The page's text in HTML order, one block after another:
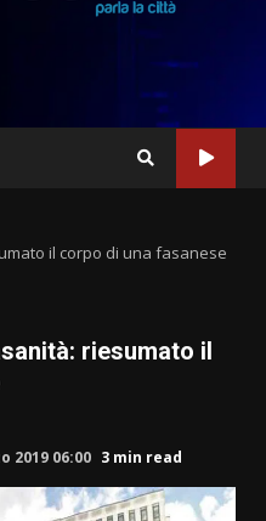
il corpo di una fasanese
riesumato il
2019 06:00 3 min read